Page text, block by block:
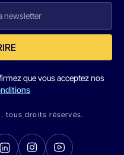
que vous acceptez nos
tous droits réservés.